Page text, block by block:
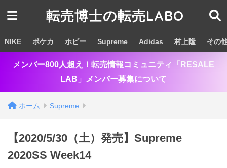
転売博士の転売LABO
NIKE ポケカ ホビー Supreme Adidas 村上隆 その
メンバー800人超え！転売情報コミュニティ「RESALE
LAB」メンバー募集について
ホーム Supreme
【2020/5/30（土）発売】Supreme
2020SS Week14